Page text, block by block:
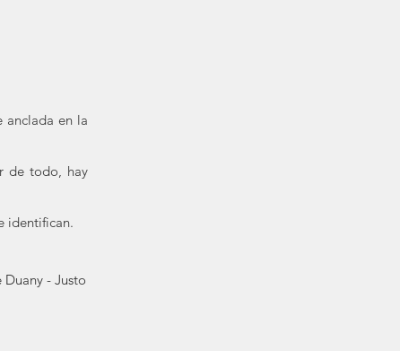
anclada en la
de todo, hay
identifican.
Duany - Justo